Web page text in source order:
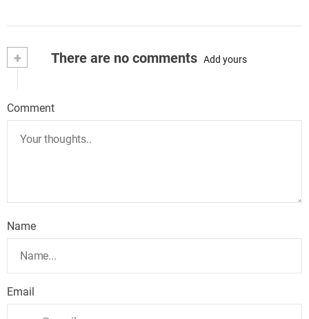
+ There are no comments Add yours
Comment
Name
Email